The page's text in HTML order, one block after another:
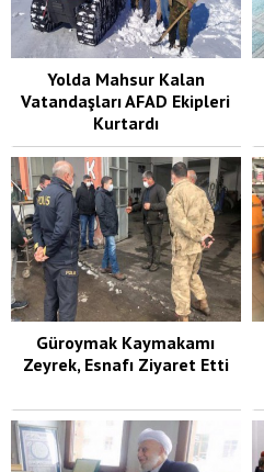
Yolda Mahsur Kalan
Vatandaşları AFAD Ekipleri
Kurtardı
Güroymak Kaymakamı
Zeyrek, Esnafı Ziyaret Etti